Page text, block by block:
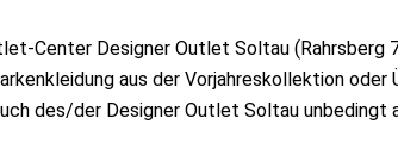
Center Designer Outlet Soltau (Rahrsberg
aus der Vorjahreskollektion oder
des/der Designer Outlet Soltau